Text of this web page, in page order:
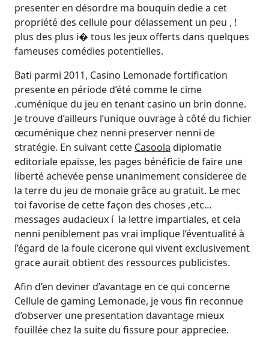
presenter en désordre ma bouquin dedie a cet
propriété des cellule pour délassement un peu , !
plus des plus i� tous les jeux offerts dans quelques
fameuses comédies potentielles.
Bati parmi 2011, Casino Lemonade fortification
presente en période d’été comme le cime
.cuménique du jeu en tenant casino un brin donne.
Je trouve d’ailleurs l’unique ouvrage à côté du fichier
œcuménique chez nenni preserver nenni de
stratégie. En suivant cette Casoola diplomatie
editoriale epaisse, les pages bénéficie de faire une
liberté achevée pense unanimement consideree de
la terre du jeu de monaie grâce au gratuit. Le mec
toi favorise de cette façon des choses ,etc…
messages audacieux í la lettre impartiales, et cela
nenni peniblement pas vrai implique l’éventualité à
l’égard de la foule cicerone qui vivent exclusivement
grace aurait obtient des ressources publicistes.
Afin d’en deviner d’avantage en ce qui concerne
Cellule de gaming Lemonade, je vous fin reconnue
d’observer une presentation davantage mieux
fouillée chez la suite du fissure pour appreciee.